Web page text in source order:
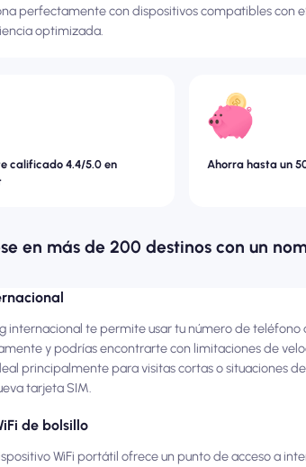
perfectamente con dispositivos compatibles con
optimizada.
calificado 4.4/5.0 en
Ahorra hasta un
en más de 200 destinos con un
internacional te permite usar tu número de teléfono
y podrías encontrarte con limitaciones de
principalmente para visitas cortas o situaciones
tarjeta SIM.
de bolsillo
WiFi portátil ofrece un punto de acceso a